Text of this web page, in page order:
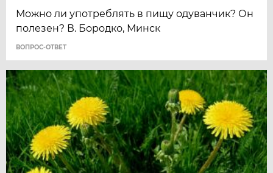
Можно ли употреблять в пищу одуванчик? Он
полезен? В. Бородко, Минск
ВОПРОС-ОТВЕТ